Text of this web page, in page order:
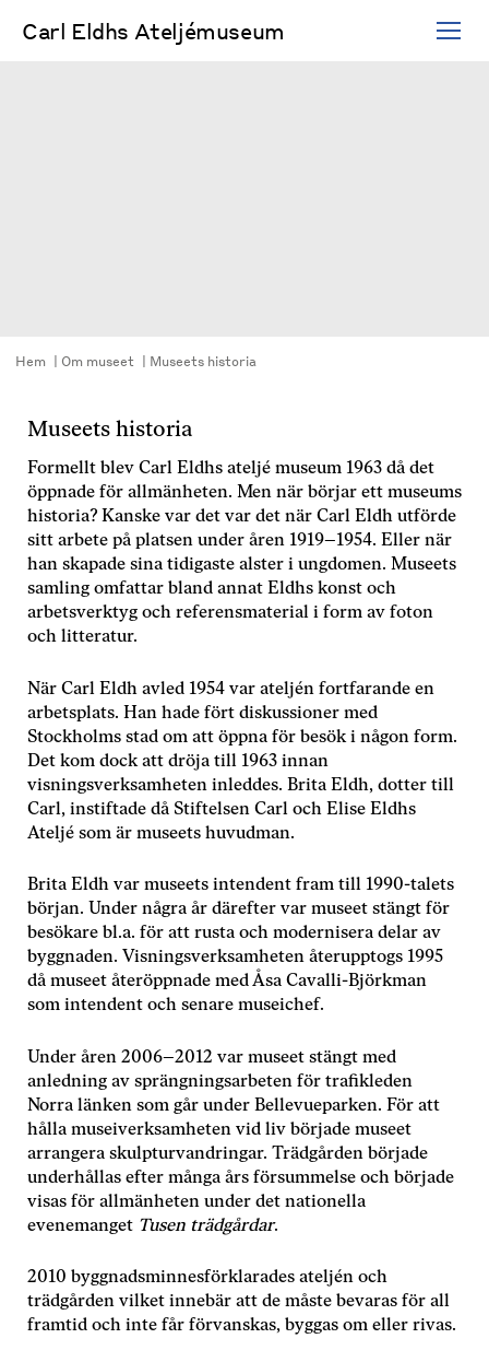
Carl Eldhs Ateljémuseum
Hem Om museet Museets historia
Museets historia
Formellt blev Carl Eldhs ateljé museum 1963 då det
öppnade för allmänheten. Men när börjar ett museums
historia? Kanske var det var det när Carl Eldh utförde
sitt arbete på platsen under åren 1919–1954. Eller när
han skapade sina tidigaste alster i ungdomen. Museets
samling omfattar bland annat Eldhs konst och
arbetsverktyg och referensmaterial i form av foton
och litteratur.
När Carl Eldh avled 1954 var ateljén fortfarande en
arbetsplats. Han hade fört diskussioner med
Stockholms stad om att öppna för besök i någon form.
Det kom dock att dröja till 1963 innan
visningsverksamheten inleddes. Brita Eldh, dotter till
Carl, instiftade då Stiftelsen Carl och Elise Eldhs
Ateljé som är museets huvudman.
Brita Eldh var museets intendent fram till 1990-talets
början. Under några år därefter var museet stängt för
besökare bl.a. för att rusta och modernisera delar av
byggnaden. Visningsverksamheten återupptogs 1995
då museet återöppnade med Åsa Cavalli-Björkman
som intendent och senare museichef.
Under åren 2006–2012 var museet stängt med
anledning av sprängningsarbeten för trafikleden
Norra länken som går under Bellevueparken. För att
hålla museiverksamheten vid liv började museet
arrangera skulpturvandringar. Trädgården började
underhållas efter många års försummelse och började
visas för allmänheten under det nationella
evenemanget Tusen trädgårdar.
2010 byggnadsminnesförklarades ateljén och
trädgården vilket innebär att de måste bevaras för all
framtid och inte får förvanskas, byggas om eller rivas.
Nödvändiga
Dessa kakor
går inte att
välja bort. De
behövs för
över huvud
taget ska
fungera.
Statistik
För att vi ska
kunna
hemsidans
funktionalitet
och
baserat på
hur
hemsidan
Upplevelse
För att vår
hemsida ska
prestera så
bra som
möjligt under
ditt besök.
de här
kakorna
kommer viss
funktionalitet